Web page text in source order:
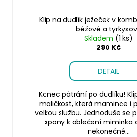
Klip na dudlík ježeček v
béžové a
Skladem (1 ks)
290 Kč
DETAIL
Konec pátrání po dudlíku!
maličkost, která mamince i
velkou službu. Jednoduše se
spony k oblečení miminka
nekonečné...